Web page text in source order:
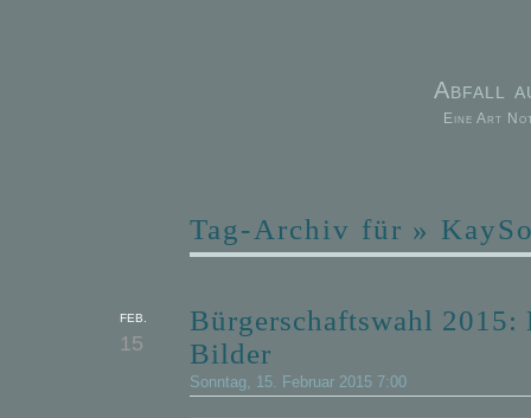
Abfall
Eine Art
Tag-Archiv für »
FEB.
15
Bürgerschaftswahl 2015:
Bilder
Sonntag, 15. Februar 2015 7:00